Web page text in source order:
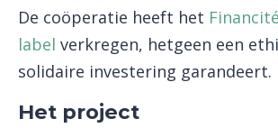
De coöperatie heeft het
label verkregen, hetgeen een
solidaire investering garandeert.
Het project